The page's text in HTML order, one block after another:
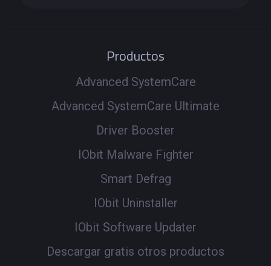
Productos
Advanced SystemCare
Advanced SystemCare Ultimate
Driver Booster
IObit Malware Fighter
Smart Defrag
IObit Uninstaller
IObit Software Updater
Descargar gratis otros productos